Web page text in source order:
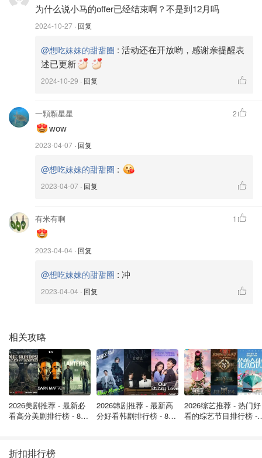
现金奖励：180镑
点击查看
转换账户条件：
年满18岁且是英国居民
在线申请时提供在英国身份证件，地址证明等有效信
息。
2024年10月22日之后
在60天内在NatWest新账户存入
并且下载
登录NatWest手机APP
当你满足上述条件完成换户后，即可在
7个工作日内获
得现金奖励180镑
图片来源于@Natwest，版权属于原作者
NatWest是英国老牌银行，网点遍布全英。NatWest在2000
年被RBS集团收购，隶属RBS旗下。NatWest的Reward
现金返利，或者兑换成Argos、currys等合作商家的礼卡。
为什么说小马的offer已经结束啊？不是到12月吗
2024-10-27 · 回复
@想吃妹妹的甜甜圈 : 活动还在开放哟，感谢亲提醒表
述已更新
2024-10-29 · 回复
一顆顆星星
wow
2023-04-07 · 回复
2
@想吃妹妹的甜甜圈 :
2023-04-07 · 回复
有米有啊
2023-04-04 · 回复
1
@想吃妹妹的甜甜圈 : 冲
2023-04-04 · 回复
相关攻略
2026美剧推荐 - 最新必
看高分美剧排行榜 - 8月
2026韩剧推荐 - 最新高
分好看韩剧排行榜 - 8月
2026综艺推荐 - 热门好
看的综艺节目排行榜 -
折扣排行榜